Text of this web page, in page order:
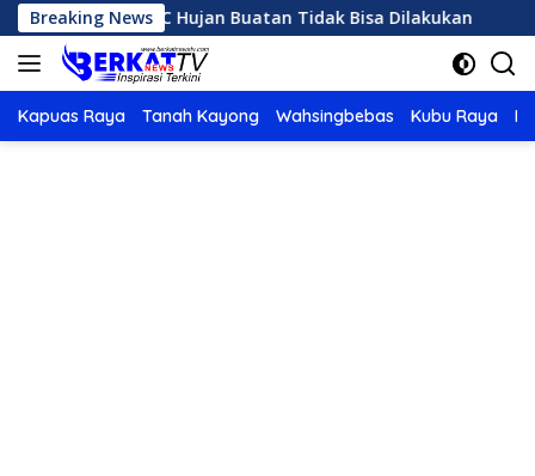
Langsung
ke
konten
Breaking News
OMC Hujan Buatan Tidak Bisa Dilakukan
Kapuas Raya Tanah Kayong Wahsingbebas Kubu Raya